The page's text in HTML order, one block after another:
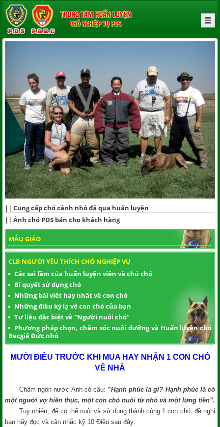
|| Cung cấp chó cảnh nhỏ đã qua huấn luyện
|| Ảnh chó PDS bán cho khách hàng
MẪU GIÁO
CLB NGƯỜI YÊU THÍCH CHÓ NGHIỆP VỤ
Các sai lầm của huấn luyện viên và chủ chó
Bí quyết sử dụng chó
Những bài viết hay nhất về con chó
Những điều kỳ lạ về con chó của bạn
Tư liệu đặc biệt về "Người nuôi chó"
Phương pháp chọn, chăm sóc nuôi dưỡng và Huấn luyện chó
Becgiê Đức nhỏ
MƯỜI ĐIỀU TRƯỚC KHI MUA HAY NHẬN 1 CON CHÓ
VỀ NHÀ
Châm ngôn nước Anh có câu: ”Hạnh phúc là gì? Hạnh phúc là có
một người vợ hiền thục, một con chó nuôi từ nhỏ và một lưng tiền”.
Tuy nhiên, để có thể nuôi và sử dụng thành công 1 con chó, đề nghị
bạn hãy đọc và cân nhắc kỹ 10 Điều sau đây: